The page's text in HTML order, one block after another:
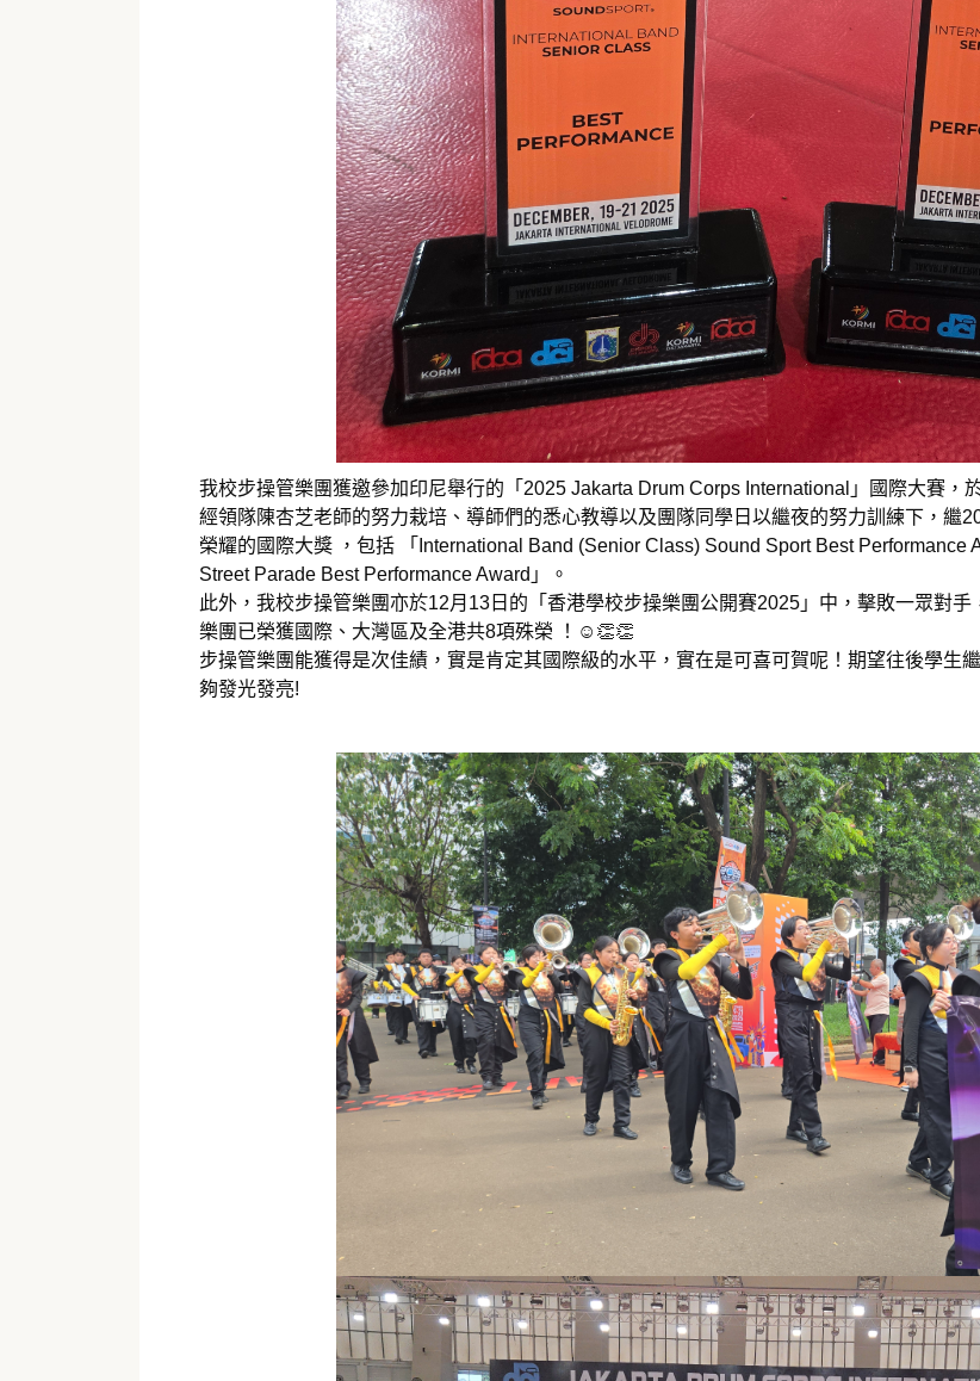
我校步操管樂團獲邀參加印尼舉行的「2025 Jakarta Drum Corps International」國際大賽，
經領隊陳杏芝老師的努力栽培、導師們的悉心教導以及團隊同學日以繼夜的努力訓練下，繼
榮耀的國際大獎 ，包括 「International Band (Senior Class) Sound Sport Best
Street Parade Best Performance Award」。
此外，我校步操管樂團亦於12月13日的「香港學校步操樂團公開賽2025」中，擊敗一眾對
樂團已榮獲國際、大灣區及全港共8項殊榮 ！☺👏👏
步操管樂團能獲得是次佳績，實是肯定其國際級的水平，實在是可喜可賀呢！期望往後學生
夠發光發亮!